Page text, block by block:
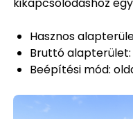
Hasznos
Bruttó alapterület:
Beépítési mód: